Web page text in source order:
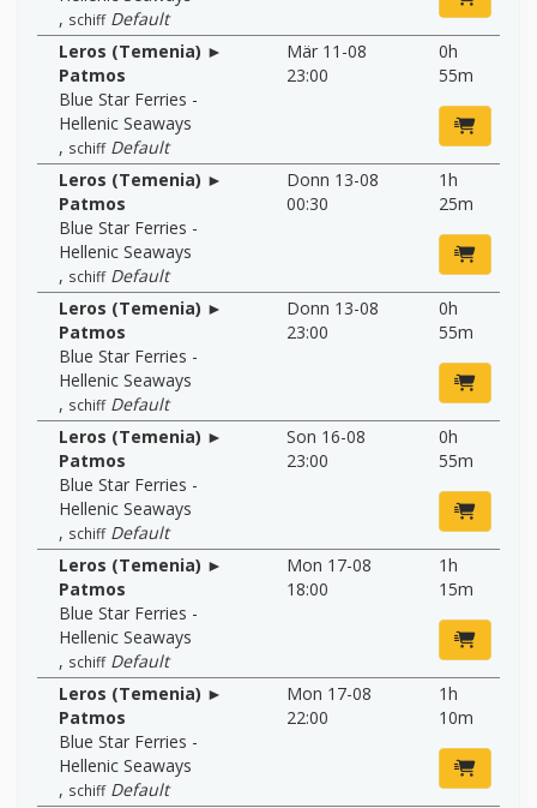
, schiff Default
Leros (Temenia) ►
Patmos
Blue Star Ferries -
Hellenic Seaways
, schiff Default
Mär 11-08
23:00
0h
55m
Leros (Temenia) ►
Patmos
Blue Star Ferries -
Hellenic Seaways
, schiff Default
Donn 13-08
00:30
1h
25m
Leros (Temenia) ►
Patmos
Blue Star Ferries -
Hellenic Seaways
, schiff Default
Donn 13-08
23:00
0h
55m
Leros (Temenia) ►
Patmos
Blue Star Ferries -
Hellenic Seaways
, schiff Default
Son 16-08
23:00
0h
55m
Leros (Temenia) ►
Patmos
Blue Star Ferries -
Hellenic Seaways
, schiff Default
Mon 17-08
18:00
1h
15m
Leros (Temenia) ►
Patmos
Blue Star Ferries -
Hellenic Seaways
, schiff Default
Mon 17-08
22:00
1h
10m